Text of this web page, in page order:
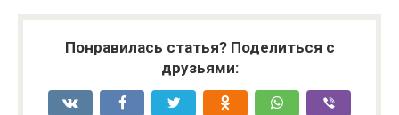
Понравилась статья? Поделиться с
друзьями: